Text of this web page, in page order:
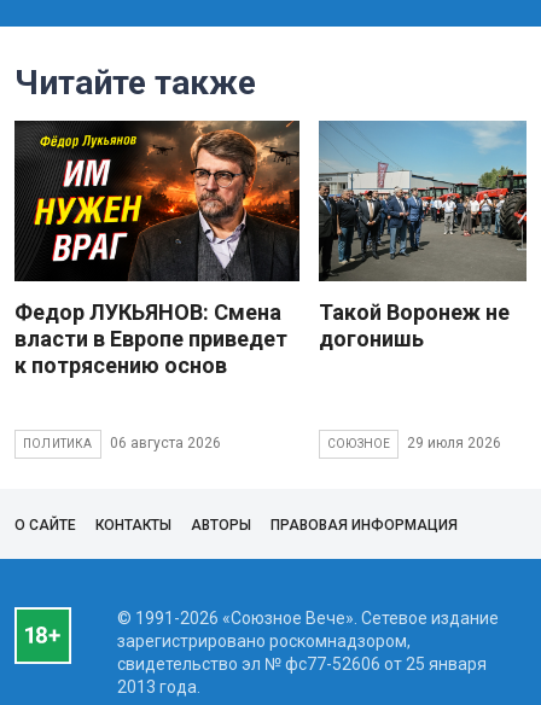
Читайте также
Федор ЛУКЬЯНОВ: Смена
власти в Европе приведет
к потрясению основ
ПОЛИТИКА 06 августа 2026
Такой Воронеж не
догонишь
СОЮЗНОЕ 29 июля 2026
О САЙТЕ КОНТАКТЫ АВТОРЫ ПРАВОВАЯ ИНФОРМАЦИЯ
© 1991-2026 «Союзное Вече». Сетевое издание
зарегистрировано роскомнадзором,
свидетельство эл № фc77-52606 от 25 января
2013 года.